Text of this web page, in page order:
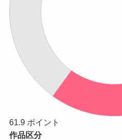
61.9 ポイント
作品区分